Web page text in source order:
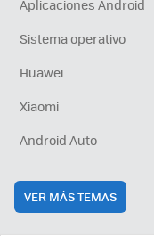
Aplicaciones Android
Sistema operativo
Huawei
Xiaomi
Android Auto
VER MÁS TEMAS